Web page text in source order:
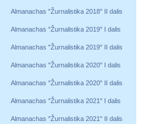
Almanachas "Žurnalistika 2018" II dalis
Almanachas "Žurnalistika 2019" I dalis
Almanachas "Žurnalistika 2019" II dalis
Almanachas "Žurnalistika 2020" I dalis
Almanachas "Žurnalistika 2020" II dalis
Almanachas "Žurnalistika 2021" I dalis
Almanachas "Žurnalistika 2021" II dalis